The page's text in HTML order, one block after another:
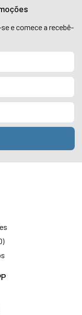
e comece a recebê-